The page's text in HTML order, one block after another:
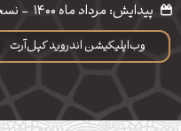
وب‌اپلیکیشن اندروید کپل‌آرت
پیدایش: مرداد ماه 1400 -